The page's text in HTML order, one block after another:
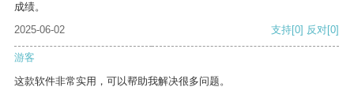
成绩。
2025-06-02
支持[0] 反对[0]
游客
这款软件非常实用，可以帮助我解决很多问题。